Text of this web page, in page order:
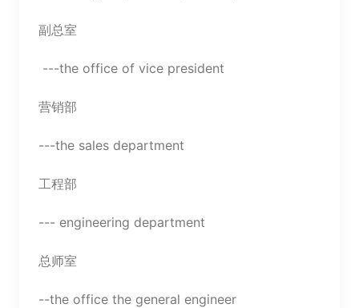
副总室
---the office of vice president
营销部
---the sales department
工程部
--- engineering department
总师室
--the office the general engineer